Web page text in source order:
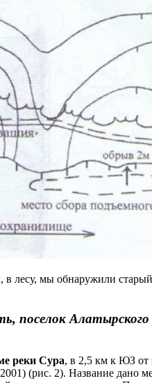
в лесу, мы обнаружили
поселок Алатырского
реки Сура, в 2,5 км к ЮЗ от
(рис. 2). Название дано